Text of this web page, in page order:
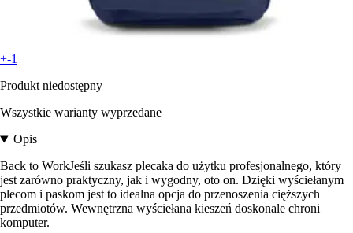
+-1
Produkt niedostępny
Wszystkie warianty wyprzedane
Opis
Back to WorkJeśli szukasz plecaka do użytku profesjonalnego, który
jest zarówno praktyczny, jak i wygodny, oto on. Dzięki wyściełanym
plecom i paskom jest to idealna opcja do przenoszenia cięższych
przedmiotów. Wewnętrzna wyściełana kieszeń doskonale chroni
komputer.